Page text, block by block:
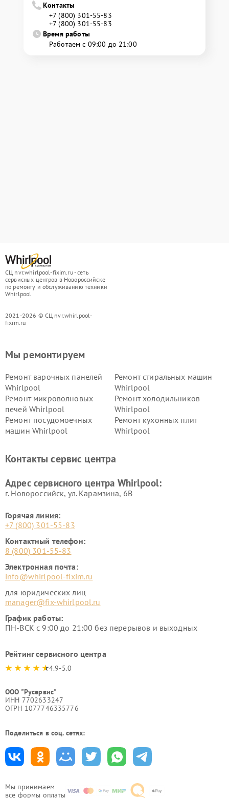
Контакты
+7 (800) 301-55-83
+7 (800) 301-55-83
Время работы
Работаем с 09:00 до 21:00
СЦ nvr.whirlpool-fixim.ru - сеть
сервисных центров в Новороссийске
по ремонту и обслуживанию техники
Whirlpool
2021-2026 © СЦ nvr.whirlpool-
fixim.ru
Мы принимаем
все формы оплаты
Мы ремонтируем
Ремонт варочных панелей
Whirlpool
Ремонт стиральных машин
Whirlpool
Ремонт микроволновых
печей Whirlpool
Ремонт холодильников
Whirlpool
Ремонт посудомоечных
машин Whirlpool
Ремонт кухонных плит
Whirlpool
Контакты сервис центра
Адрес сервисного центра Whirlpool:
г. Новороссийск, ул. Карамзина, 6В
Горячая линия:
+7 (800) 301-55-83
Контактный телефон:
8 (800) 301-55-83
Электронная почта:
info@whirlpool-fixim.ru
для юридических лиц
manager@fix-whirlpool.ru
График работы:
ПН-ВСК с 9:00 до 21:00 без перерывов и выходных
Рейтинг сервисного центра
4.9-5.0
ООО "Русервис"
ИНН 7702633247
ОГРН 1077746335776
Поделиться в соц. сетях: